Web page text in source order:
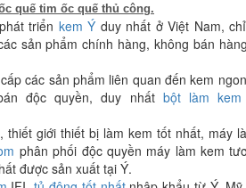
quế tim ốc quế thủ công.
triển kem Ý duy nhất ở Việt Nam,
sản phẩm chính hàng, không bán
các sản phẩm liên quan đến kem
độc quyền, duy nhất bột làm kem
thiết giới thiết bị làm kem tốt nhất, máy
phân phối độc quyền máy làm kem
được sản xuất tại Ý.